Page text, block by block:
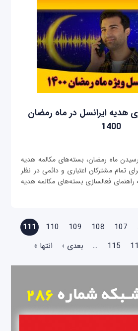
هدیه ایرانسل در ماه رمضان
1400
ماه رمضان، بسته‌های مکالمه هدیه
تمام مشترکان اعتباری و دائمی‌ در نظر
راهنمای فعالسازی بسته‌های مکالمه هدیه
107
108
109
110
111
115
… بعدی › انتها »